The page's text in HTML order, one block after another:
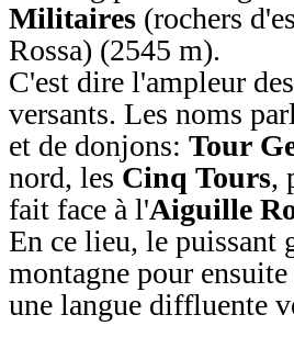
Militaires (rochers
Rossa) (2545 m).
C'est dire l'ampleur
versants. Les noms
et de donjons: Tour
nord, les Cinq Tours,
fait face à l'Aiguille
En ce lieu, le puissant
montagne pour
une langue diffluente